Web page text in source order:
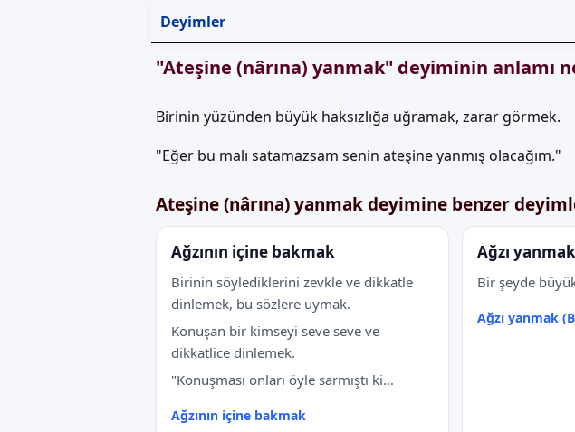
Deyimler
"Ateşine (nârına) yanmak" deyiminin anlamı
Birinin yüzünden büyük haksızlığa uğramak, zarar görmek.
"Eğer bu malı satamazsam senin ateşine yanmış olacağım."
Ateşine (nârına) yanmak deyimine benzer
Ağzının içine bakmak
Birinin söylediklerini zevkle ve dikkatle
dinlemek, bu sözlere uymak.
Konuşan bir kimseyi seve seve ve
dikkatlice dinlemek.
"Konuşması onları öyle sarmıştı ki...
Ağzının içine bakmak
Ağzı
Bir şeyde
Ağzı yanmak